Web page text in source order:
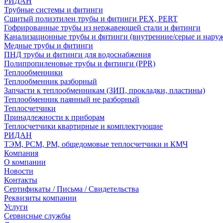
Трубные системы и фитинги
Сшитый полиэтилен трубы и фитинги PEX, PERT
Гофрированные трубы из нержавеющей стали и фитинги
Канализационные трубы и фитинги (внутренние/серые и
Медные трубы и фитинги
ПНД трубы и фитинги для водоснабжения
Полипропиленовые трубы и фитинги (PPR)
Теплообменники
Теплообменник разборный
Запчасти к теплообменникам (ЗИП, прокладки, пластины)
Теплообменник паянный не разборный
Теплосчетчики
Принадлежности к приборам
Теплосчетчики квартирные и комплектующие
РИДАН
ТЭМ, РСМ, РМ, общедомовые теплосчетчики и КМЧ
Компания
О компании
Новости
Контакты
Сертификаты / Письма / Свидетельства
Реквизиты компании
Услуги
Сервисные службы